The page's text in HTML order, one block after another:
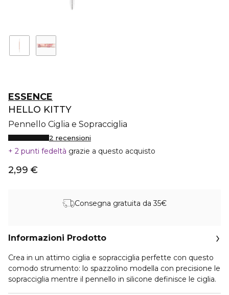
ESSENCE
HELLO KITTY
Pennello Ciglia e Sopracciglia
2 recensioni
2 punti fedeltà grazie a questo acquisto
2,99 €
Consegna gratuita da 35€
Informazioni Prodotto
Crea in un attimo ciglia e sopracciglia perfette con questo
comodo strumento: lo spazzolino modella con precisione le
sopracciglia mentre il pennello in silicone definisce le ciglia.